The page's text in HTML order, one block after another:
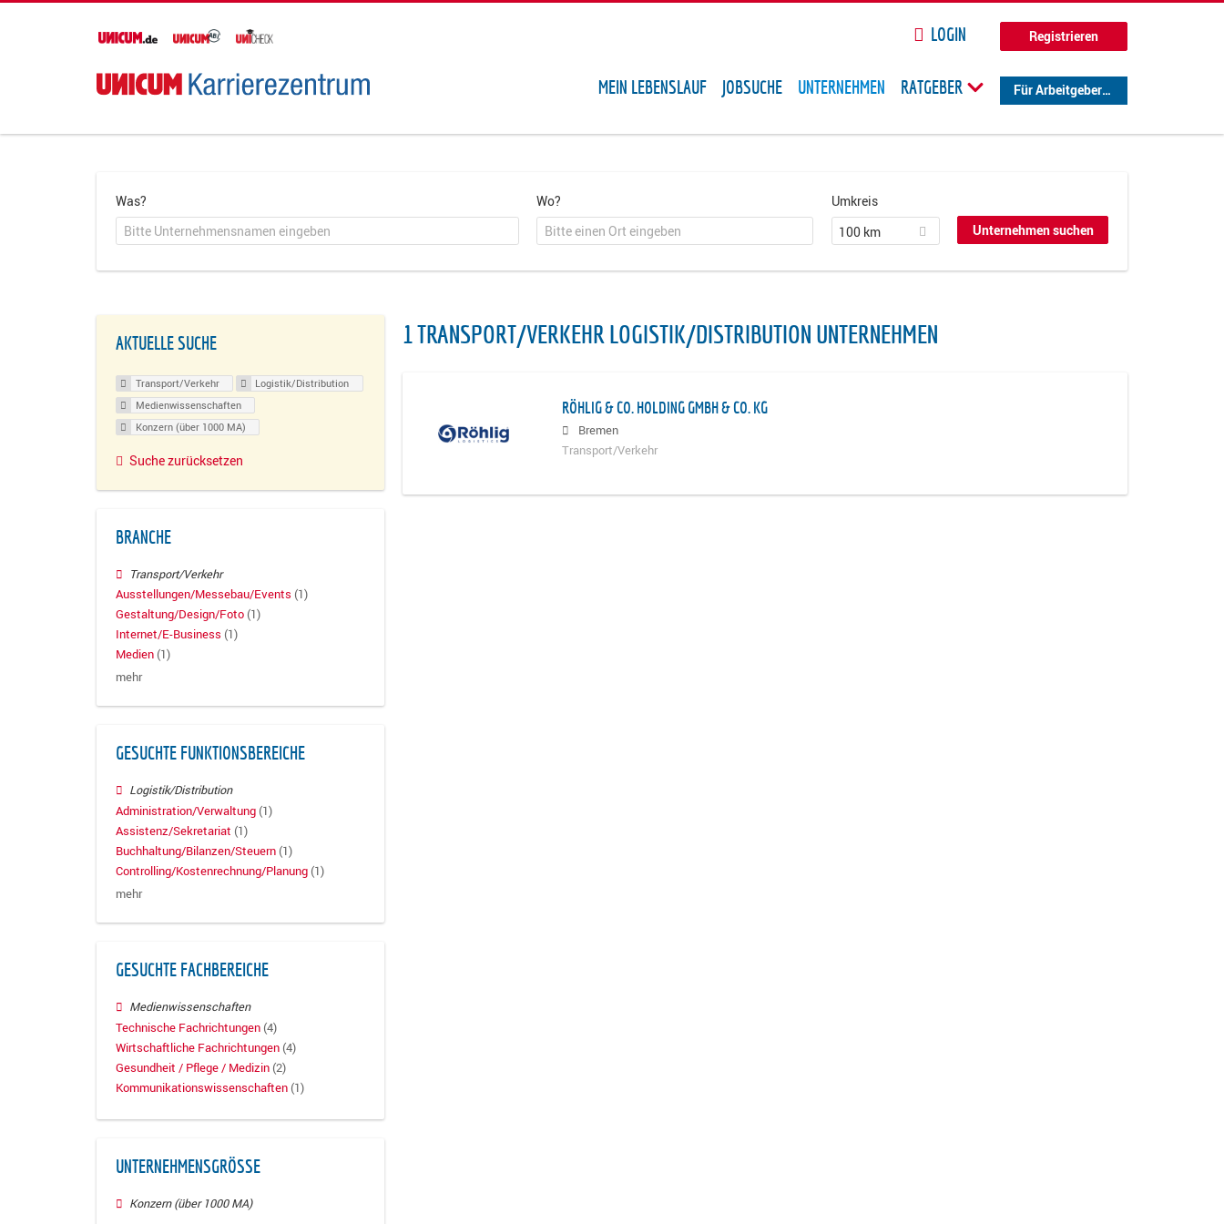
LOGIN Registrieren
MEIN LEBENSLAUF JOBSUCHE UNTERNEHMEN RATGEBER Für Arbeitgeber
Was? Wo?
Umkreis
100 km
1 TRANSPORT/VERKEHR LOGISTIK/DISTRIBUTION UNTERNEHMEN
RÖHLIG & CO. HOLDING GMBH & CO. KG
Bremen
Transport/Verkehr
AKTUELLE SUCHE
Transport/Verkehr
Logistik/Distribution
Medienwissenschaften
Konzern (über 1000 MA)
Suche zurücksetzen
BRANCHE
Transport/Verkehr
Ausstellungen/Messebau/Events (1)
Gestaltung/Design/Foto (1)
Internet/E-Business (1)
Medien (1)
mehr
GESUCHTE FUNKTIONSBEREICHE
Logistik/Distribution
Administration/Verwaltung (1)
Assistenz/Sekretariat (1)
Buchhaltung/Bilanzen/Steuern (1)
Controlling/Kostenrechnung/Planung (1)
mehr
GESUCHTE FACHBEREICHE
Medienwissenschaften
Technische Fachrichtungen (4)
Wirtschaftliche Fachrichtungen (4)
Gesundheit / Pflege / Medizin (2)
Kommunikationswissenschaften (1)
UNTERNEHMENSGRÖSSE
Konzern (über 1000 MA)